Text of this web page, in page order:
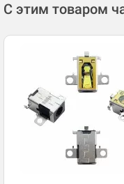
С этим товаром